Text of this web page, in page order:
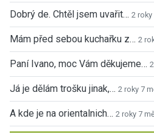
Dobrý de. Chtěl jsem uvařit… 2
Mám před sebou kuchařku z… 2
Paní Ivano, moc Vám děkujeme…
Já je dělám trošku jinak,… 2 roky 7
A kde je na orientalnich… 2 roky 7